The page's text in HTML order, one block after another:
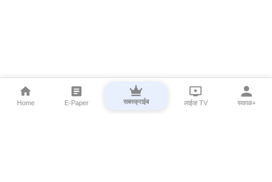
Home E-Paper सबस्क्राईब लाईव्ह TV सकाळ+